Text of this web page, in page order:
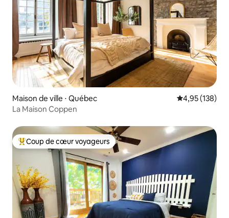
Maison de ville ⋅ Québec Évaluation
4,95 (138)
La Maison Coppen
Coups de cœur voyageurs les plus appréciés
Coup de cœur voyageurs